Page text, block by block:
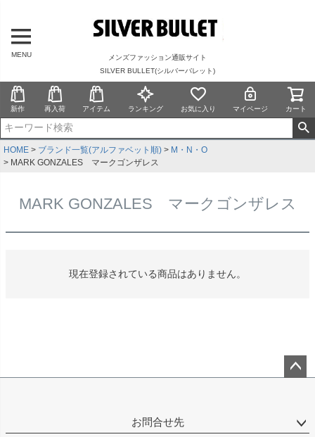
MENU
メンズファッション通販サイト
SILVER BULLET(シルバーバレット)
新作 再入荷 アイテム ランキング お気に入り マイページ カート
HOME ブランド一覧(アルファベット順)
M・N・O
MARK GONZALES マークゴンザレス
MARK GONZALES マークゴンザレス
現在登録されている商品はありません。
へ
お問合せ先